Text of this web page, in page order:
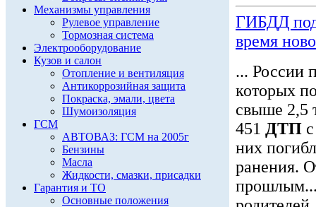
Механизмы управления
Рулевое управление
Тормозная система
Электрооборудование
Кузов и салон
Отопление и вентиляция
Антикоррозийная защита
Покраска, эмали, цвета
Шумоизоляция
ГСМ
АВТОВАЗ: ГСМ на 2005г
Бензины
Масла
Жидкости, смазки, присадки
Гарантия и ТО
Основные положения
ГИБДД
время
... России
которых
свыше 2,5
451 ДТП
них
ранения.
прошлым...